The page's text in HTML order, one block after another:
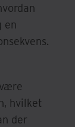
en
hvilket
der